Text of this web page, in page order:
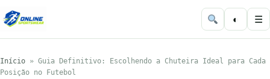
◐ ☰
Início » Guia Definitivo: Escolhendo a Chuteira Ideal para Cada
Posição no Futebol